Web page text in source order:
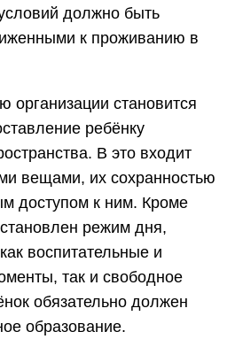
должно быть
к проживанию в
организации становится
ребёнку
В это входит
вещами, их сохранностью
доступом к ним. Кроме
режим дня,
воспитательные и
так и свободное
обязательно должен
образование.